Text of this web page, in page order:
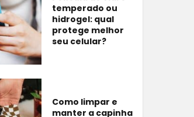
temperado ou
hidrogel: qual
protege melhor
seu celular?
Como limpar e
manter a capinha